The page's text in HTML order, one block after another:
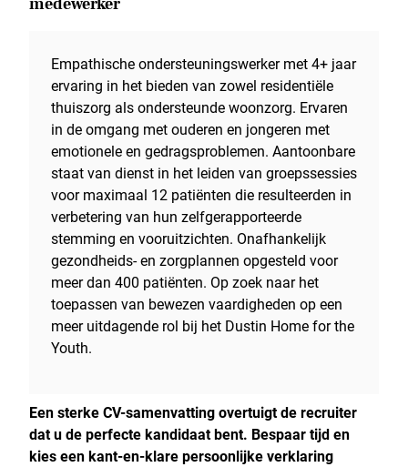
Empathische ondersteuningswerker met 4+ jaar
ervaring in het bieden van zowel residentiële
thuiszorg als ondersteunde woonzorg. Ervaren
in de omgang met ouderen en jongeren met
emotionele en gedragsproblemen. Aantoonbare
staat van dienst in het leiden van groepssessies
voor maximaal 12 patiënten die resulteerden in
verbetering van hun zelfgerapporteerde
stemming en vooruitzichten. Onafhankelijk
gezondheids- en zorgplannen opgesteld voor
meer dan 400 patiënten. Op zoek naar het
toepassen van bewezen vaardigheden op een
meer uitdagende rol bij het Dustin Home for the
Youth.
Een sterke CV-samenvatting overtuigt de recruiter
dat u de perfecte kandidaat bent. Bespaar tijd en
kies een kant-en-klare persoonlijke verklaring